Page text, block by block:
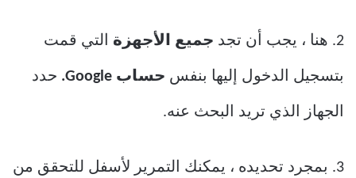
2. هنا ، يجب أن تجد جميع الأجهزة التي قمت
بتسجيل الدخول إليها بنفس حساب Google. حدد
الجهاز الذي تريد البحث عنه.
3. بمجرد تحديده ، يمكنك التمرير لأسفل للتحقق من